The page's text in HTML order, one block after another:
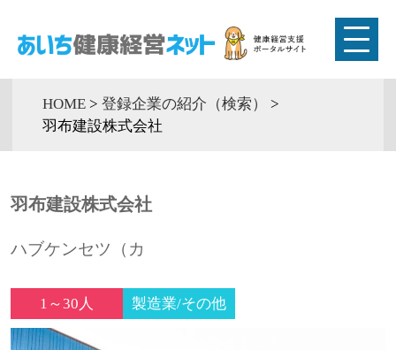
HOME > 登録企業の紹介（検索）
>
羽布建設株式会社
羽布建設株式会社
ハブケンセツ（カ
1～30人 製造業/その他